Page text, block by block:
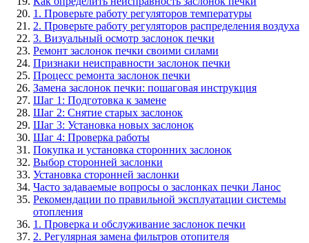
1. Проверьте работу регуляторов температуры
2. Проверьте работу регуляторов распределения воздуха
3. Визуальный осмотр заслонок печки
Ремонт заслонок печки своими силами
Признаки неисправности заслонок печки
Процесс ремонта заслонок печки
Замена заслонок печки: пошаговая инструкция
Шаг 1: Подготовка к замене
Шаг 2: Снятие старых заслонок
Шаг 3: Установка новых заслонок
Шаг 4: Проверка работы
Покупка и установка сторонних заслонок
Выбор сторонней заслонки
Установка сторонней заслонки
Часто задаваемые вопросы о заслонках печки Ланос
Рекомендации по правильной эксплуатации системы
отопления
1. Проверка и обслуживание заслонок печки
2. Регулярная замена фильтров отопителя